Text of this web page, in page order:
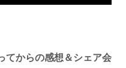
てからの感想＆シェア会